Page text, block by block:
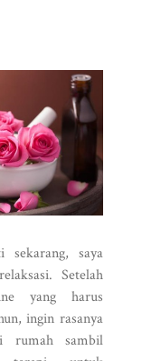
sekarang, saya
Setelah
yang harus
ingin rasanya
rumah sambil